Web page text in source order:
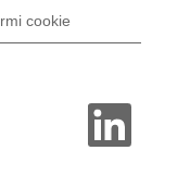
cookie
O
o